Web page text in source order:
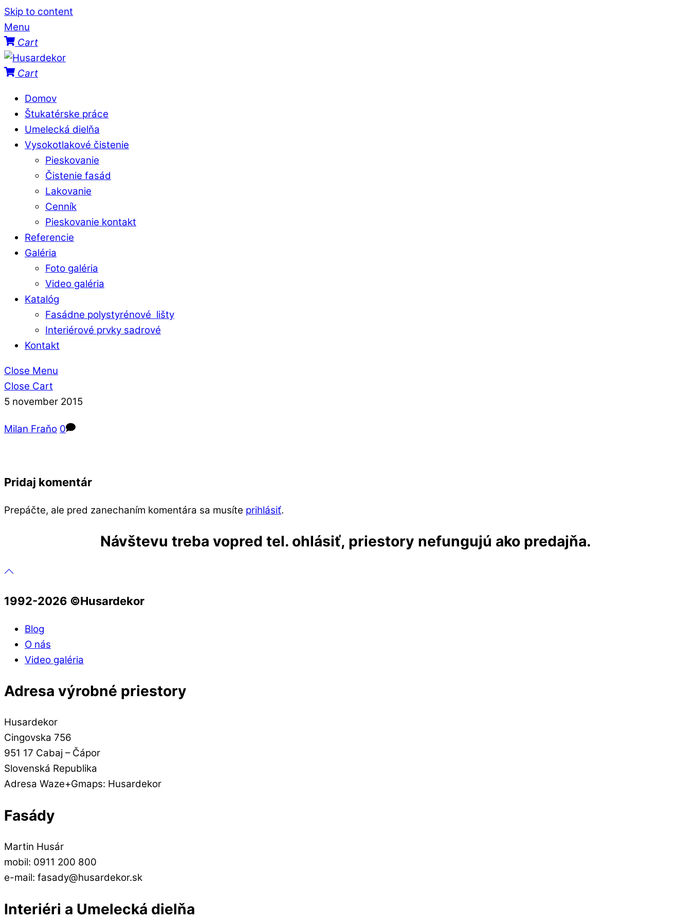
Skip to content
Menu
Cart
Cart
Domov
Štukatérske práce
Umelecká dielňa
Vysokotlakové čistenie
Pieskovanie
Čistenie fasád
Lakovanie
Cenník
Pieskovanie kontakt
Referencie
Galéria
Foto galéria
Video galéria
Katalóg
Fasádne polystyrénové lišty
Interiérové prvky sadrové
Kontakt
Close Menu
Close Cart
5 november 2015
Milan Fraňo 0
Pridaj komentár
Prepáčte, ale pred zanechaním komentára sa musíte prihlásiť.
Návštevu treba vopred tel. ohlásiť, priestory nefungujú ako predajňa.
1992-2026 ©️Husardekor
Blog
O nás
Video galéria
Adresa výrobné priestory
Husardekor
Cingovska 756
951 17 Cabaj – Čápor
Slovenská Republika
Adresa Waze+Gmaps: Husardekor
Fasády
Martin Husár
mobil: 0911 200 800
e-mail: fasady@husardekor.sk
Interiéri a Umelecká dielňa